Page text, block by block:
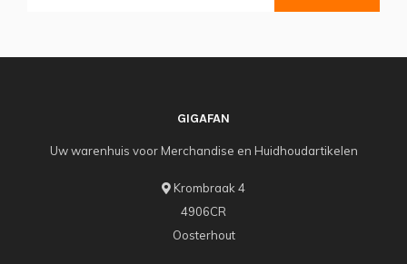
GIGAFAN
Uw warenhuis voor Merchandise en Huidhoudartikelen
Krombraak 4
4906CR
Oosterhout